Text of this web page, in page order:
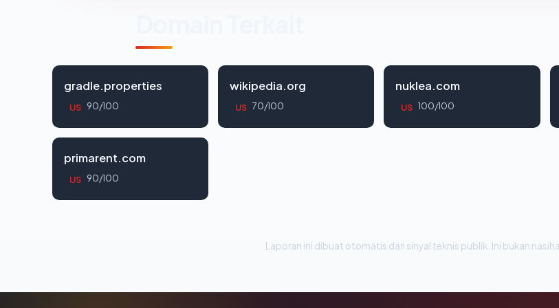
gradle.properties
US 90/100
wikipedia.org
US 70/100
nuklea.com
US 100/100
primarent.com
US 90/100
Laporan ini dibuat otomatis dari sinyal teknis publik. Ini bukan